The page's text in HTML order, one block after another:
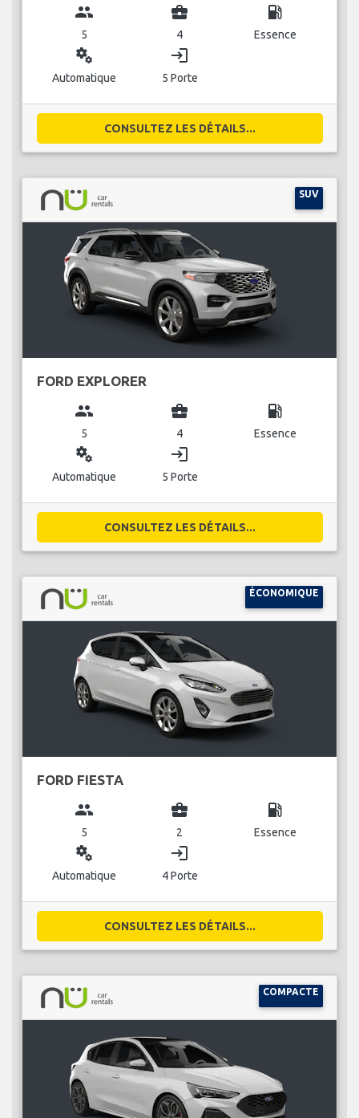
group
5
business_center
4
local_gas_station
Essence
miscellaneous_services
Automatique
login
5 Porte
CONSULTEZ LES DÉTAILS...
SUV
FORD EXPLORER
group
5
business_center
4
local_gas_station
Essence
miscellaneous_services
Automatique
login
5 Porte
CONSULTEZ LES DÉTAILS...
ÉCONOMIQUE
FORD FIESTA
group
5
business_center
2
local_gas_station
Essence
miscellaneous_services
Automatique
login
4 Porte
CONSULTEZ LES DÉTAILS...
COMPACTE